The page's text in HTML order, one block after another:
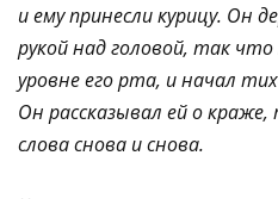
и ему принесли курицу. Он
рукой над головой, так
уровне его рта, и начал
Он рассказывал ей о
слова снова и снова.